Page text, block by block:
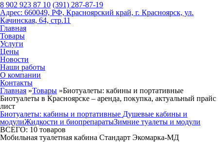
8 902 923 87 10 (391) 287-87-19
Адрес: 660049, РФ, Красноярский край, г. Красноярск, ул.
Качинская, 64, стр.11
Главная
Товары
Услуги
Цены
Новости
Наши работы
О компании
Контакты
Главная »Товары »Биотуалеты: кабины и портативные
Биотуалеты в Красноярске – аренда, покупка, актуальный прайс
лист
Биотуалеты: кабины и портативные Душевые кабины и
модулиЖидкости и биопрепаратыЗимние туалеты и модули
ВСЕГО: 10 товаров
Мобильная туалетная кабина Стандарт Экомарка-МД